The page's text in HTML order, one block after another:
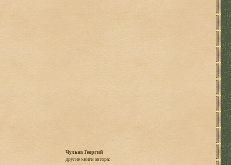
Чулков Георгий
другие книги автора: